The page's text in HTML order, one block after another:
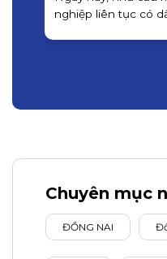
nghiệp liên tục có
Chuyên mục
ĐỒNG NAI